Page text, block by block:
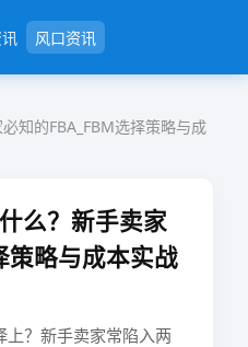
风口资讯
知的FBA_FBM选择策略与成
么？新手卖家
策略与成本实战
上？新手卖家常陷入两